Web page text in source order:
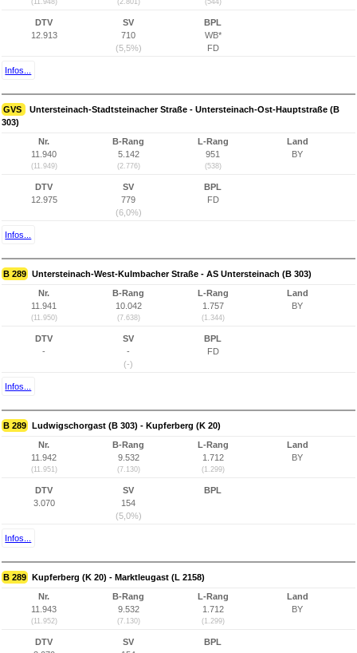
(11.948) (2.801) (544)
DTV
12.913
SV
710
(5,5%)
BPL
WB*
FD
Infos...
GVS
Untersteinach-Stadtsteinacher Straße - Untersteinach-Ost-Hauptstraße (B
303)
Nr.
11.940
(11.949)
B-Rang
5.142
(2.776)
L-Rang
951
(538)
Land
BY
DTV
12.975
SV
779
(6,0%)
BPL
FD
Infos...
B 289 Untersteinach-West-Kulmbacher Straße - AS Untersteinach (B 303)
Nr.
11.941
(11.950)
B-Rang
10.042
(7.638)
L-Rang
1.757
(1.344)
Land
BY
DTV
-
SV
-
(-)
BPL
FD
Infos...
B 289 Ludwigschorgast (B 303) - Kupferberg (K 20)
Nr.
11.942
(11.951)
B-Rang
9.532
(7.130)
L-Rang
1.712
(1.299)
Land
BY
DTV
3.070
SV
154
(5,0%)
BPL
Infos...
B 289 Kupferberg (K 20) - Marktleugast (L 2158)
Nr.
11.943
(11.952)
B-Rang
9.532
(7.130)
L-Rang
1.712
(1.299)
Land
BY
DTV
SV
BPL